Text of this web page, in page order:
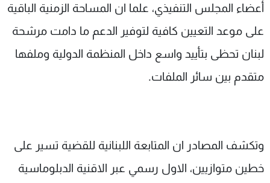
أعضاء المجلس التنفيذي، علما ان المساحة الزمنية الباقية
على موعد التعيين كافية لتوفير الدعم ما دامت مرشحة
لبنان تحظى بتأييد واسع داخل المنظمة الدولية وملفها
متقدم بين سائر الملفات.
وتكشف المصادر ان المتابعة اللبنانية للقضية تسير على
خطين متوازيين، الاول رسمي عبر الاقنية الدبلوماسية